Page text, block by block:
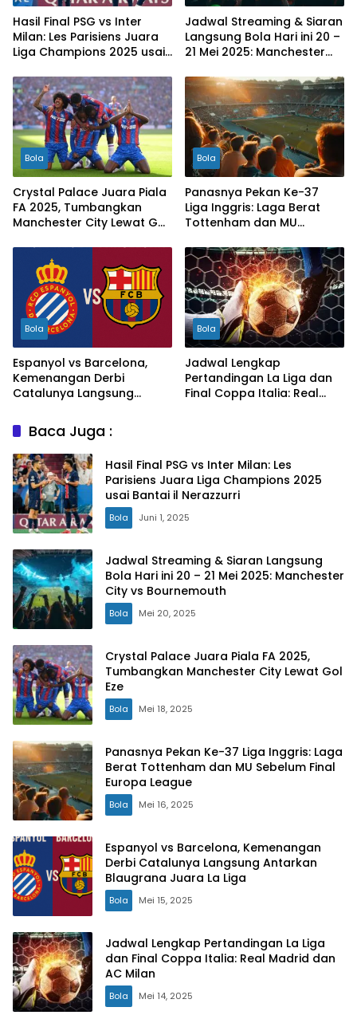
Hasil Final PSG vs Inter
Milan: Les Parisiens Juara
Liga Champions 2025 usai
Jadwal Streaming & Siaran
Langsung Bola Hari ini 20 –
21 Mei 2025: Manchester
Bola
Crystal Palace Juara Piala
FA 2025, Tumbangkan
Manchester City Lewat Gol
Bola
Panasnya Pekan Ke-37
Liga Inggris: Laga Berat
Tottenham dan MU
League
Bola
Espanyol vs Barcelona,
Kemenangan Derbi
Catalunya Langsung
La Liga
Bola
Jadwal Lengkap
Pertandingan La Liga dan
Final Coppa Italia: Real
Baca Juga :
Hasil Final PSG vs Inter Milan: Les
Parisiens Juara Liga Champions 2025
usai Bantai il Nerazzurri
Bola Juni 1, 2025
Jadwal Streaming & Siaran Langsung
Bola Hari ini 20 – 21 Mei 2025: Manchester
City vs Bournemouth
Bola Mei 20, 2025
Crystal Palace Juara Piala FA 2025,
Tumbangkan Manchester City Lewat Gol
Eze
Bola Mei 18, 2025
Panasnya Pekan Ke-37 Liga Inggris: Laga
Berat Tottenham dan MU Sebelum Final
Europa League
Bola Mei 16, 2025
Espanyol vs Barcelona, Kemenangan
Derbi Catalunya Langsung Antarkan
Blaugrana Juara La Liga
Bola Mei 15, 2025
Jadwal Lengkap Pertandingan La Liga
dan Final Coppa Italia: Real Madrid dan
AC Milan
Bola Mei 14, 2025